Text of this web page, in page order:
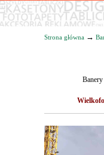
Strona główna →